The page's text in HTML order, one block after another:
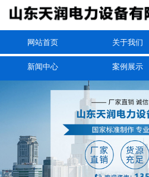
网站首页 关于我们
新闻中心 案例展示